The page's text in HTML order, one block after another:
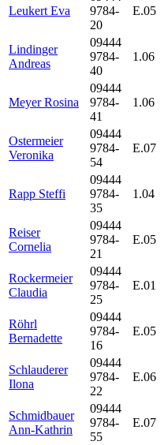
Leukert Eva
9784-
20
E.05
Lindinger
Andreas
09444
9784-
40
1.06
Meyer Rosina
09444
9784-
41
1.06
Ostermeier
Veronika
09444
9784-
54
E.07
Rapp Steffi
09444
9784-
35
1.04
Reiser
Cornelia
09444
9784-
21
E.05
Rockermeier
Claudia
09444
9784-
25
E.01
Röhrl
Bernadette
09444
9784-
16
E.05
Schlauderer
Ilona
09444
9784-
22
E.06
Schmidbauer
Ann-Kathrin
09444
9784-
55
E.07